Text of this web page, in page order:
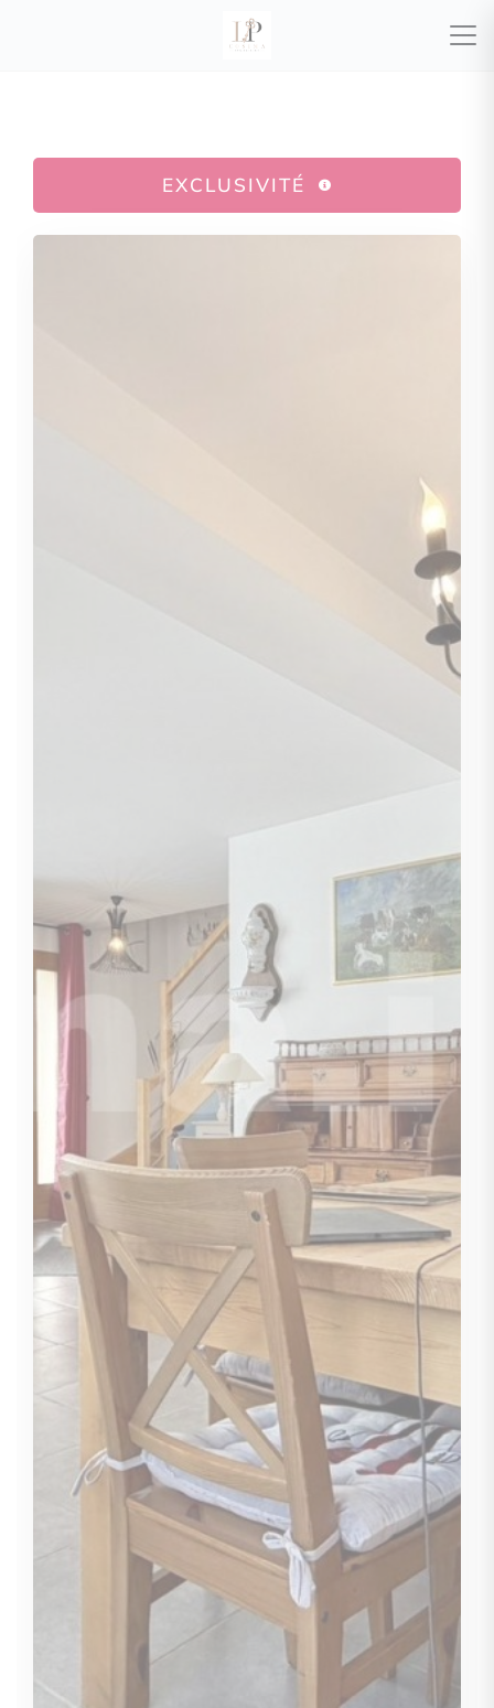
EXCLUSIVITÉ